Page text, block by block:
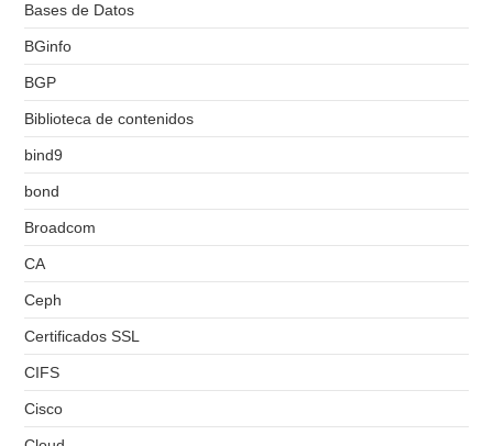
Bases de Datos
BGinfo
BGP
Biblioteca de contenidos
bind9
bond
Broadcom
CA
Ceph
Certificados SSL
CIFS
Cisco